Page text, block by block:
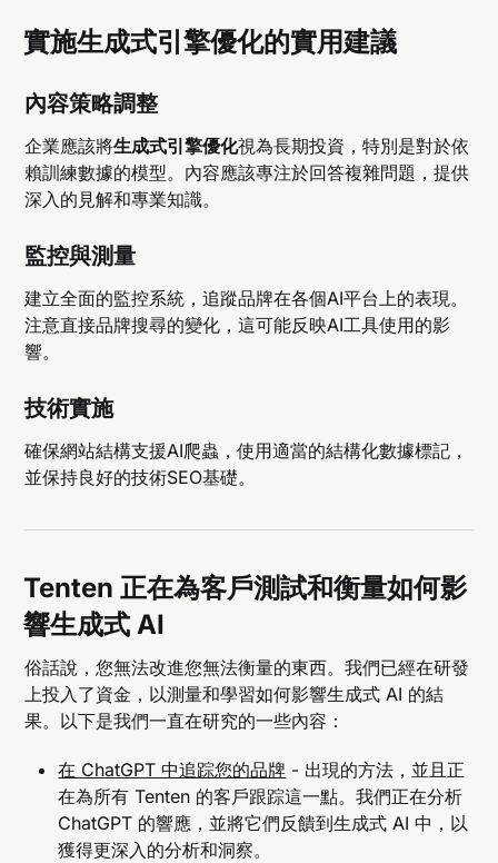
實施生成式引擎優化的實用建議
內容策略調整
企業應該將生成式引擎優化視為長期投資，特別是對於依
賴訓練數據的模型。內容應該專注於回答複雜問題，提供
深入的見解和專業知識。
監控與測量
建立全面的監控系統，追蹤品牌在各個AI平台上的表現。
注意直接品牌搜尋的變化，這可能反映AI工具使用的影
響。
技術實施
確保網站結構支援AI爬蟲，使用適當的結構化數據標記，
並保持良好的技術SEO基礎。
Tenten 正在為客戶測試和衡量如何影
響生成式 AI
俗話說，您無法改進您無法衡量的東西。我們已經在研發
上投入了資金，以測量和學習如何影響生成式 AI 的結
果。以下是我們一直在研究的一些內容：
在 ChatGPT 中追踪您的品牌 ​ - 出現的方法，並且正
在為所有 Tenten 的客戶跟踪這一點。我們正在分析
ChatGPT 的響應，並將它們反饋到生成式 AI 中，以
獲得更深入的分析和洞察。